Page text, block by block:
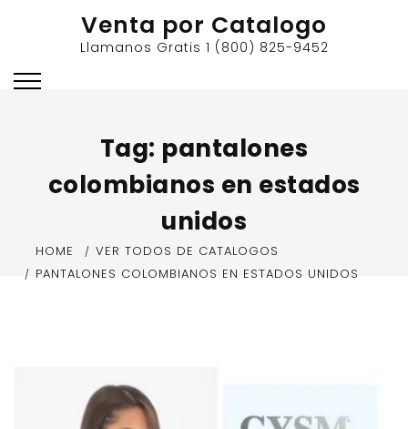
Venta por Catalogo
Llamanos Gratis 1 (800) 825-9452
Tag: pantalones
colombianos en estados
unidos
HOME
VER TODOS DE CATALOGOS
PANTALONES COLOMBIANOS EN ESTADOS UNIDOS